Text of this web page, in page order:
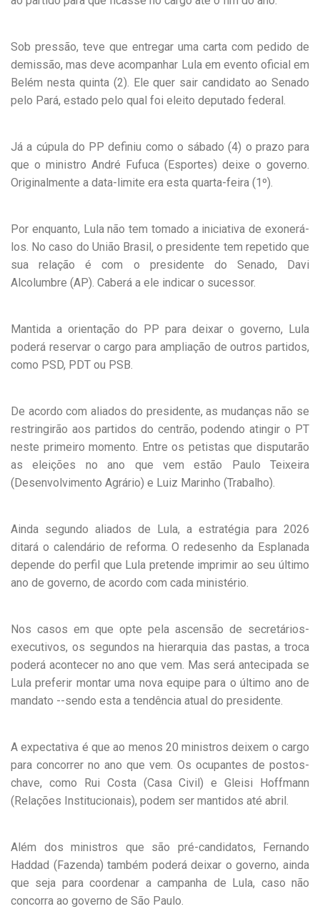
Sob pressão, teve que entregar uma carta com pedido de
demissão, mas deve acompanhar Lula em evento oficial em
Belém nesta quinta (2). Ele quer sair candidato ao Senado
pelo Pará, estado pelo qual foi eleito deputado federal.
Já a cúpula do PP definiu como o sábado (4) o prazo para
que o ministro André Fufuca (Esportes) deixe o governo.
Originalmente a data-limite era esta quarta-feira (1º).
Por enquanto, Lula não tem tomado a iniciativa de exonerá-
los. No caso do União Brasil, o presidente tem repetido que
sua relação é com o presidente do Senado, Davi
Alcolumbre (AP). Caberá a ele indicar o sucessor.
Mantida a orientação do PP para deixar o governo, Lula
poderá reservar o cargo para ampliação de outros partidos,
como PSD, PDT ou PSB.
De acordo com aliados do presidente, as mudanças não se
restringirão aos partidos do centrão, podendo atingir o PT
neste primeiro momento. Entre os petistas que disputarão
as eleições no ano que vem estão Paulo Teixeira
(Desenvolvimento Agrário) e Luiz Marinho (Trabalho).
Ainda segundo aliados de Lula, a estratégia para 2026
ditará o calendário de reforma. O redesenho da Esplanada
depende do perfil que Lula pretende imprimir ao seu último
ano de governo, de acordo com cada ministério.
Nos casos em que opte pela ascensão de secretários-
executivos, os segundos na hierarquia das pastas, a troca
poderá acontecer no ano que vem. Mas será antecipada se
Lula preferir montar uma nova equipe para o último ano de
mandato --sendo esta a tendência atual do presidente.
A expectativa é que ao menos 20 ministros deixem o cargo
para concorrer no ano que vem. Os ocupantes de postos-
chave, como Rui Costa (Casa Civil) e Gleisi Hoffmann
(Relações Institucionais), podem ser mantidos até abril.
Além dos ministros que são pré-candidatos, Fernando
Haddad (Fazenda) também poderá deixar o governo, ainda
que seja para coordenar a campanha de Lula, caso não
concorra ao governo de São Paulo.